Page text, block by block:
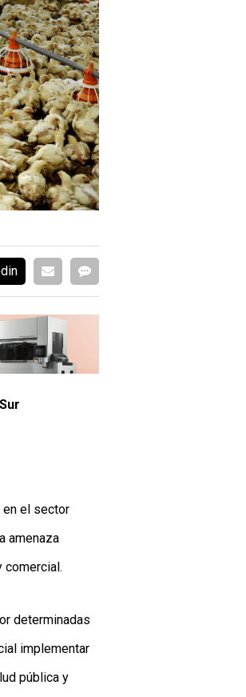
en el sector
amenaza
comercial.
determinadas
implementar
pública y